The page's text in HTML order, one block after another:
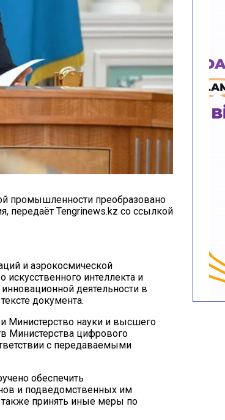
промышленности преобразовано
передаёт Tengrinews.kz со ссылкой
и аэрокосмической
интеллекта и
деятельности в
документа.
Министерство науки и высшего
Министерства цифрового
с передаваемыми
обеспечить
и подведомственных им
также принять иные меры по